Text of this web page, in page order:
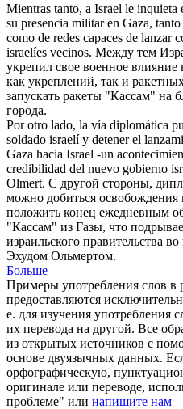
Mientras tanto, a Israel le
su presencia militar en Gaza,
como de redes capaces de lanzar
israelíes vecinos. Между тем
укрепил свое военное влияние
как укреплений, так и
запускать ракеты "Кассам" на
города.
Por otro lado, la vía diplomática
soldado israelí y detener el
Gaza hacia Israel -un
credibilidad del nuevo gobierno
Olmert. С другой стороны,
можно добиться освобождения
положить конец ежедневным
"Кассам" из Газы, что
израильского правительства
Эхудом Ольмертом.
Больше
Примеры употребления слов в
предоставляются
е. для изучения употребления
их перевода на другой. Все
из открытых источников с
основе двуязычных данных.
орфографическую,
оригинале или переводе,
проблеме" или напишите нам